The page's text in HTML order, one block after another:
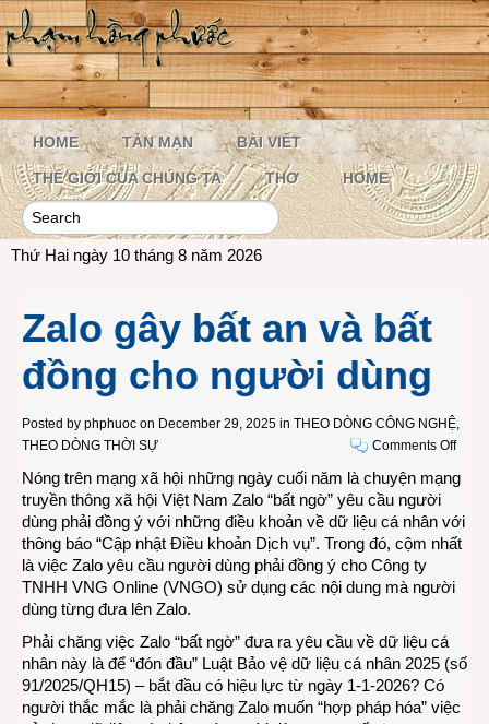
HOME TẢN MẠN BÀI VIẾT
THẾ GIỚI CỦA CHÚNG TA THƠ HOME
Thứ Hai ngày 10 tháng 8 năm 2026
Zalo gây bất an và bất
đồng cho người dùng
Posted by phphuoc on December 29, 2025 in THEO DÒNG CÔNG NGHỆ,
THEO DÒNG THỜI SỰ
Comments Offon
gây
an
và
dùng
Nóng trên mạng xã hội những ngày cuối năm là chuyện mạng
truyền thông xã hội Việt Nam Zalo “bất ngờ” yêu cầu người
dùng phải đồng ý với những điều khoản về dữ liệu cá nhân với
thông báo “Cập nhật Điều khoản Dịch vụ”. Trong đó, cộm nhất
là việc Zalo yêu cầu người dùng phải đồng ý cho Công ty
TNHH VNG Online (VNGO) sử dụng các nội dung mà người
dùng từng đưa lên Zalo.
Phải chăng việc Zalo “bất ngờ” đưa ra yêu cầu về dữ liệu cá
nhân này là để “đón đầu” Luật Bảo vệ dữ liệu cá nhân 2025 (số
91/2025/QH15) – bắt đầu có hiệu lực từ ngày 1-1-2026? Có
người thắc mắc là phải chăng Zalo muốn “hợp pháp hóa” việc